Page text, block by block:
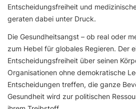
Entscheidungsfreiheit und
geraten dabei unter Druck.
Die Gesundheitsangst – ob real oder
zum Hebel für globales Regieren. Der
Entscheidungsfreiheit über seinen
Organisationen ohne demokratische
Entscheidungen treffen, die ganze
Gesundheit wird zur politischen